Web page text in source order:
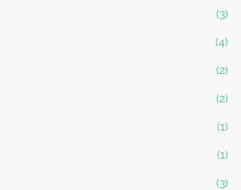
(3)
(4)
(2)
(2)
(1)
(1)
(3)